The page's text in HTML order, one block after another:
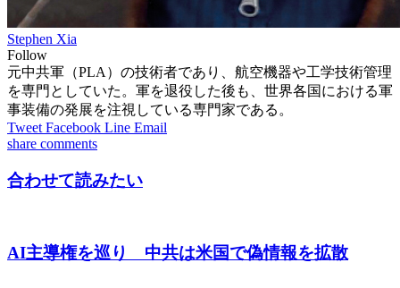
Stephen Xia
Follow
元中共軍（PLA）の技術者であり、航空機器や工学技術管理
を専門としていた。軍を退役した後も、世界各国における軍
事装備の発展を注視している専門家である。
Tweet Facebook Line Email
share comments
合わせて読みたい
AI主導権を巡り 中共は米国で偽情報を拡散